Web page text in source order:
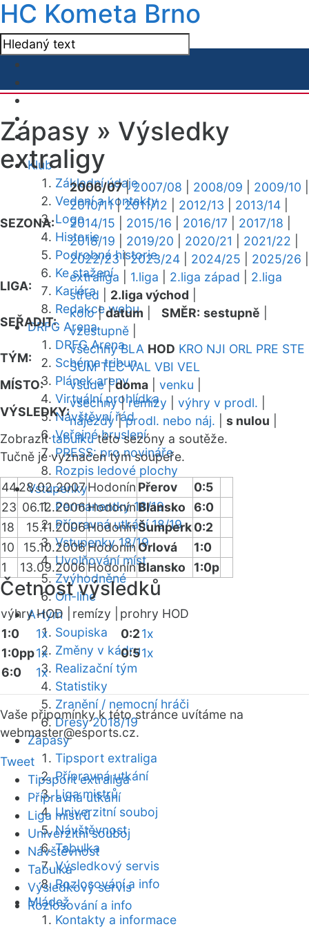
HC Kometa Brno
Klub
Základní údaje
Vedení a kontakty
Logo
Historie
Podrobná historie
Ke stažení
Kariéra
Redakce webu
DRFG Arena
DRFG Arena
Schéma tribun
Plánek areny
Virtuální prohlídka
Návštěvní řád
Veřejné bruslení
PRESS: pro novináře
Rozpis ledové plochy
Vstupenky
Permanentky 18/19
Přípravná utkání 18/19
Vstupenky 18/19
Uvolňování míst
Zvýhodněné
On-line
A-tým
Soupiska
Změny v kádru
Realizační tým
Statistiky
Zranění / nemocní hráči
Dresy 2018/19
Zápasy
Tipsport extraliga
Přípravná utkání
Liga mistrů
Univerzitní souboj
Návštěvnost
Tabulka
Výsledkový servis
Rozlosování a info
Mládež
Kontakty a informace
Zápasy » Výsledky
extraligy
SEZONA:
2006/07|2007/08 2008/09 2009/10
2010/11|2011/12 2012/13 2013/14
2014/15
2015/16 2016/17 2017/18
2018/19
2019/20 2020/21 2021/22
2022/23|2023/24 2024/25 2025/26
LIGA:
extraliga 1.liga 2.liga západ
2.liga
střed
2.liga východ
SEŘADIT:
kolo|datum SMĚR: sestupně
vzestupně
TÝM:
všechny BLA HOD KRO NJI ORL PRE STE
SUM TEC VAL VBI VEL
MÍSTO:
všude|doma venku
VÝSLEDKY:
všechny|remízy výhry v prodl.
nájezdy|prodl. nebo náj. s nulou
Zobrazittabulkutéto sezóny a soutěže.
Tučně je vyznačen tým soupeře.
4428.02.2007Hodonín Přerov
0:5
23 06.12.2006HodonínBlansko
6:0
18
15.11.2006HodonínŠumperk0:2
10
15.10.2006Hodonín Orlová
1:0
1
13.09.2006 HodonínBlansko 1:0p
Četnost výsledků
výhry HOD | remízy |
prohry HOD
1:0
1x
1:0pp1x
6:0
1x
0:21x
0:51x
Vaše připomínky k této stránce uvítáme na
webmaster@esports.cz.
Tweet
Tipsport extraliga
Přípravná utkání
Liga mistrů
Univerzitní souboj
Návštěvnost
Tabulka
Výsledkový servis
Rozlosování a info